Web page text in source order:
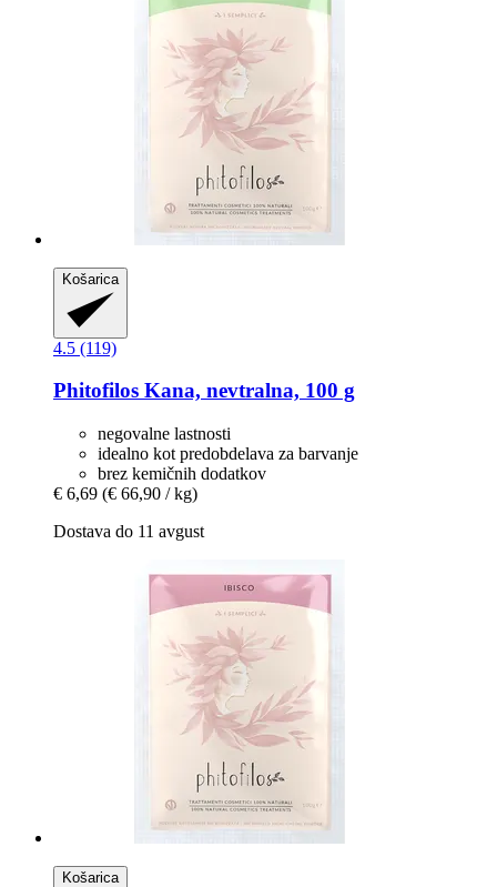
Košarica
4.5 (119)
Phitofilos Kana, nevtralna, 100 g
negovalne lastnosti
idealno kot predobdelava za barvanje
brez kemičnih dodatkov
€ 6,69 (€ 66,90 / kg)
Dostava do 11 avgust
Košarica